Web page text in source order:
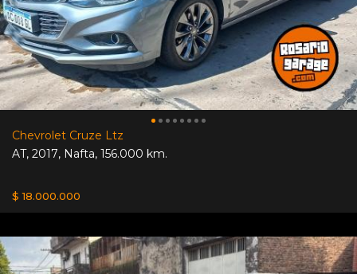
Chevrolet Cruze Ltz
AT, 2017, Nafta, 156.000 km.
$ 18.000.000